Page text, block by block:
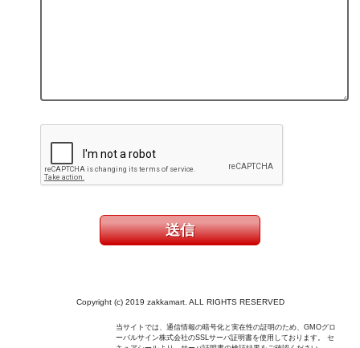
Copyright (c) 2019 zakkamart. ALL RIGHTS RESERVED
当サイトでは、通信情報の暗号化と実在性の証明のため、GMOグロ
ーバルサイン株式会社のSSLサーバ証明書を使用しております。 セ